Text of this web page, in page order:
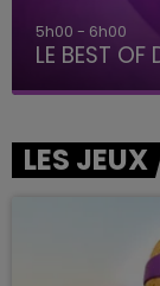
5h00 - 6h00
LE BEST OF
LES JEUX